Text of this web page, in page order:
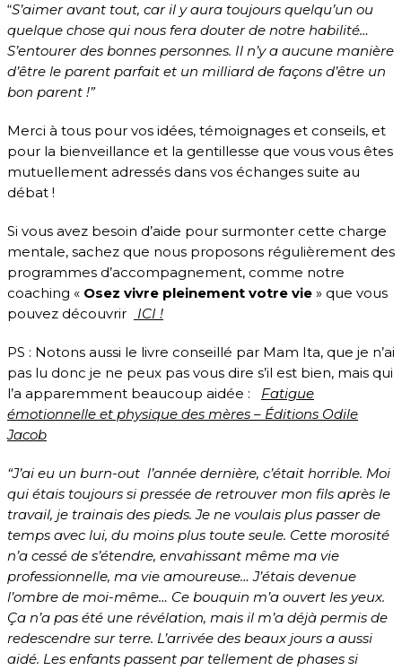
“S’aimer avant tout, car il y aura toujours quelqu’un ou
quelque chose qui nous fera douter de notre habilité…
S’entourer des bonnes personnes. Il n’y a aucune manière
d’être le parent parfait et un milliard de façons d’être un
bon parent !”
Merci à tous pour vos idées, témoignages et conseils, et
pour la bienveillance et la gentillesse que vous vous êtes
mutuellement adressés dans vos échanges suite au
débat !
Si vous avez besoin d’aide pour surmonter cette charge
mentale, sachez que nous proposons régulièrement des
programmes d’accompagnement, comme notre
coaching « Osez vivre pleinement votre vie » que vous
pouvez découvrir
ICI !
PS : Notons aussi le livre conseillé par Mam Ita, que je n’ai
pas lu donc je ne peux pas vous dire s’il est bien, mais qui
l’a apparemment beaucoup aidée :
Fatigue
émotionnelle et physique des mères – Éditions Odile
Jacob
“J’ai eu un burn-out l’année dernière, c’était horrible. Moi
qui étais toujours si pressée de retrouver mon fils après le
travail, je trainais des pieds. Je ne voulais plus passer de
temps avec lui, du moins plus toute seule. Cette morosité
n’a cessé de s’étendre, envahissant même ma vie
professionnelle, ma vie amoureuse… J’étais devenue
l’ombre de moi-même… Ce bouquin m’a ouvert les yeux.
Ça n’a pas été une révélation, mais il m’a déjà permis de
redescendre sur terre. L’arrivée des beaux jours a aussi
aidé. Les enfants passent par tellement de phases si